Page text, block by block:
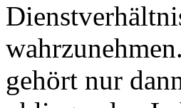
gehört nur